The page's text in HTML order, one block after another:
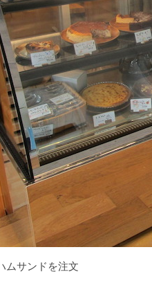
ムサンドを注文